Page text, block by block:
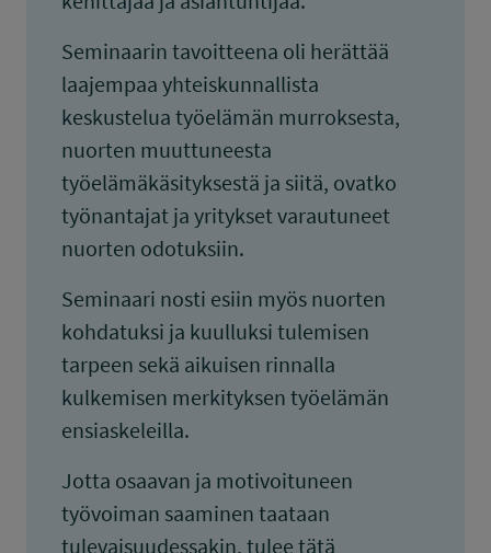
Seminaarin tavoitteena oli herättää
laajempaa yhteiskunnallista
keskustelua työelämän murroksesta,
nuorten muuttuneesta
työelämäkäsityksestä ja siitä, ovatko
työnantajat ja yritykset varautuneet
nuorten odotuksiin.
Seminaari nosti esiin myös nuorten
kohdatuksi ja kuulluksi tulemisen
tarpeen sekä aikuisen rinnalla
kulkemisen merkityksen työelämän
ensiaskeleilla.
Jotta osaavan ja motivoituneen
työvoiman saaminen taataan
tulevaisuudessakin, tulee tätä